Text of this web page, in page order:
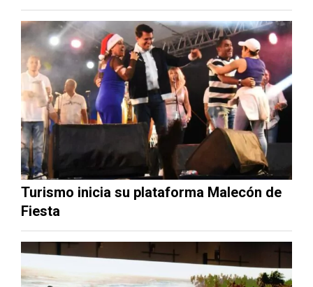
Turismo inicia su plataforma Malecón de
Fiesta